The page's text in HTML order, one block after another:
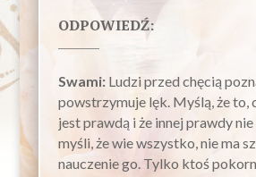
ODPOWIEDŹ:
Swami: Ludzi przed chęcią
powstrzymuje lęk. Myślą, że to,
jest prawdą i że innej prawdy
myśli, że wie wszystko, nie ma
nauczenie go. Tylko ktoś